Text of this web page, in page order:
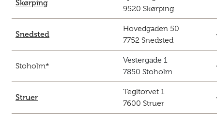
Skørping
9520 Skørping
Snedsted
Hovedgaden 50
7752 Snedsted
Stoholm*
Vestergade 1
7850 Stoholm
Struer
Tegltorvet 1
7600 Struer